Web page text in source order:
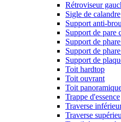
Rétroviseur
Sigle de calandre
Support anti-
Support de pare
Support de
Support de
Support de
Toit hardtop
Toit ouvrant
Toit
Trappe d'essence
Traverse
Traverse